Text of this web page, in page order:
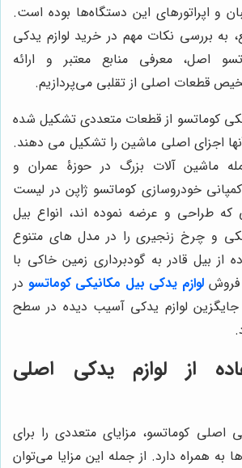
و اپراتورهای این دستگاه‌ها بوده است.
به بررسی نکات مهم در خرید لوازم یدکی
اصل، معرفی منابع معتبر و ارائه
قطعات اصلی از تقلبی می‌پردازیم.
کوماتسو از قطعات متعددی تشکیل شده
اجزای اصلی ماشین را تشکیل می دهند.
ماشین آلات بزرگ در حوزۀ عمران و
خودروسازی کوماتسو ژاپن در لیست
طراحی و عرضه نموده اند، انواع بیل
و چرخ زنجیری را در مدل های متنوع
از بیل قادر به گودبرداری زمین خاکی با
فروش لوازم یدکی بیل مکانیکی کوماتسو در
لوازم یدکی آسیب دیده در سطح
از لوازم یدکی اصلی
اصلی کوماتسو، مزایای متعددی را برای
به همراه دارد. از جمله این مزایا می‌توان